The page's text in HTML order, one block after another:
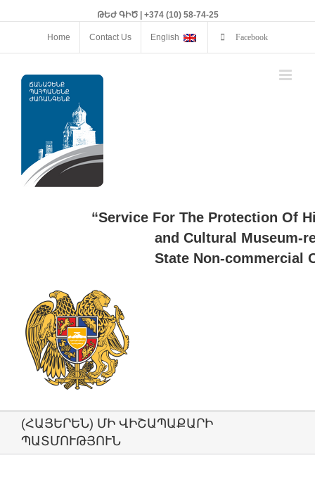
ԹԵԺ ԳԻԾ | +374 (10) 58-74-25
Home Contact Us English Facebook
“Service For The Protection Of
and Cultural Museum-
State Non-commercial
(ՀԱՅԵՐԵՆ) ՄԻ ՎԻՇԱՊԱՔԱՐԻ
ՊԱՏՄՈՒԹՅՈՒՆ